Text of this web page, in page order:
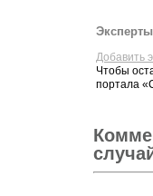
Добавить
Чтобы
портала